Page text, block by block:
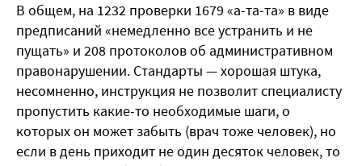
В общем, на 1232 проверки 1679 «а-та-та» в виде
предписаний «немедленно все устранить и не
пущать» и 208 протоколов об административном
правонарушении. Стандарты — хорошая штука,
несомненно, инструкция не позволит специалисту
пропустить какие-то необходимые шаги, о
которых он может забыть (врач тоже человек), но
если в день приходит не один десяток человек, то